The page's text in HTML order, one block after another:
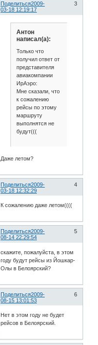
Поделиться 3
2009-
03-18 12:19:17
Антон
написал(а):
Только что
получил ответ от
представителя
авиакомпании
ИрАэро:
Мне сказали, что
к сожалению
рейсы по этому
маршруту
выполнятся не
будут(((
Даже летом?
Поделиться 4
2009-
03-18 12:32:29
К сожалению даже летом((((
Поделиться 5
2009-
08-14 22:29:54
скажите, пожалуйста, в этом
году будут рейсы из Йошкар-
Олы в Белоярский?
Поделиться 6
2009-
08-15 13:01:53
Нет в этом году не будет
рейсов в Белоярский.